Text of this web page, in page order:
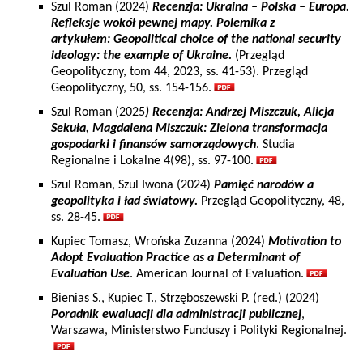
Szul Roman (2024) Recenzja: Ukraina – Polska – Europa.
Refleksje wokół pewnej mapy. Polemika z
artykułem: Geopolitical choice of the national security
ideology: the example of Ukraine. (Przegląd
Geopolityczny, tom 44, 2023, ss. 41-53). Przegląd
Geopolityczny, 50, ss. 154-156.
Szul Roman (2025) Recenzja: Andrzej Miszczuk, Alicja
Sekuła, Magdalena Miszczuk: Zielona transformacja
gospodarki i finansów samorządowych. Studia
Regionalne i Lokalne 4(98), ss. 97-100.
Szul Roman, Szul Iwona (2024) Pamięć narodów a
geopolityka i ład światowy. Przegląd Geopolityczny, 48,
ss. 28-45.
Kupiec Tomasz, Wrońska Zuzanna (2024) Motivation to
Adopt Evaluation Practice as a Determinant of
Evaluation Use. American Journal of Evaluation.
Bienias S., Kupiec T., Strzęboszewski P. (red.) (2024)
Poradnik ewaluacji dla administracji publicznej,
Warszawa, Ministerstwo Funduszy i Polityki Regionalnej.